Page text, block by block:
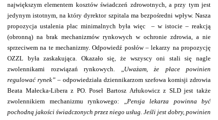
największym elementem kosztów świadczeń zdrowotnych, a przy tym jest
jedynym istotnym, na który dyrektor szpitala ma bezpośredni wpływ. Nasza
propozycja ustalenia płac minimalnych była więc
– w istocie – reakcją
(obronną) na brak mechanizmów rynkowych w ochronie zdrowia, a nie
sprzeciwem na te mechanizmy. Odpowiedź posłów – lekarzy na propozycję
OZZL była zaskakująca. Okazało się, że wszyscy oni stali się nagle
zwolennikami rozwiązań rynkowych. „ Uważam, że płace powinien
regulować rynek” – odpowiedziała dziennikarzom szefowa komisji zdrowia
Beata Małecka-Libera z PO. Poseł Bartosz Arłukowicz z SLD jest także
zwolennikiem mechanizmu rynkowego: „ Pensja lekarza powinna być
pochodną jakości świadczonych przez niego usług. Jeśli jest dobry, powinien